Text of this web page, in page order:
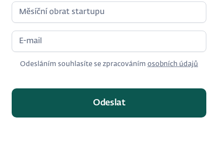
Odesláním souhlasíte se zpracováním osobních údajů